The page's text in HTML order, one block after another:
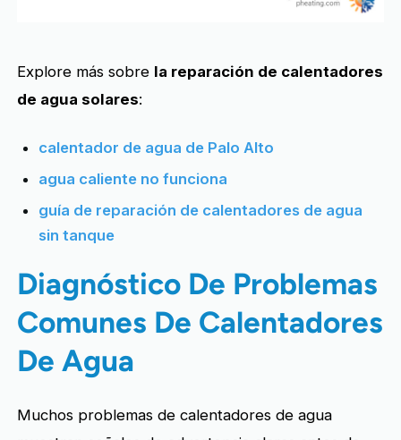
Explore más sobre la reparación de calentadores
de agua solares:
calentador de agua de Palo Alto
agua caliente no funciona
guía de reparación de calentadores de agua
sin tanque
Diagnóstico De Problemas
Comunes De Calentadores
De Agua
Muchos problemas de calentadores de agua